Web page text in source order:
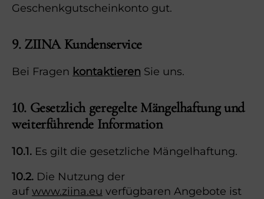
Geschenkgutscheinkonto gut.
9. ZIINA Kundenservice
Bei Fragen kontaktieren Sie uns.
10. Gesetzlich geregelte Mängelhaftung und
weiterführende Information
10.1. Es gilt die gesetzliche Mängelhaftung.
10.2. Die Nutzung der
aufwww.ziina.eu verfügbaren Angebote ist